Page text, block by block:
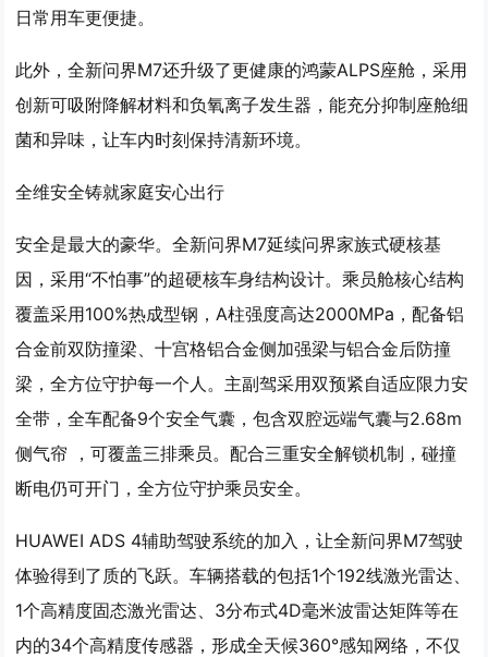
日常用车更便捷。
此外，全新问界M7还升级了更健康的鸿蒙ALPS座舱，采用
创新可吸附降解材料和负氧离子发生器，能充分抑制座舱细
菌和异味，让车内时刻保持清新环境。
全维安全铸就家庭安心出行
安全是最大的豪华。全新问界M7延续问界家族式硬核基
因，采用“不怕事”的超硬核车身结构设计。乘员舱核心结构
覆盖采用100%热成型钢，A柱强度高达2000MPa，配备铝
合金前双防撞梁、十宫格铝合金侧加强梁与铝合金后防撞
梁，全方位守护每一个人。主副驾采用双预紧自适应限力安
全带，全车配备9个安全气囊，包含双腔远端气囊与2.68m
侧气帘 ，可覆盖三排乘员。配合三重安全解锁机制，碰撞
断电仍可开门，全方位守护乘员安全。
HUAWEI ADS 4辅助驾驶系统的加入，让全新问界M7驾驶
体验得到了质的飞跃。车辆搭载的包括1个192线激光雷达、
1个高精度固态激光雷达、3分布式4D毫米波雷达矩阵等在
内的34个高精度传感器，形成全天候360°感知网络，不仅